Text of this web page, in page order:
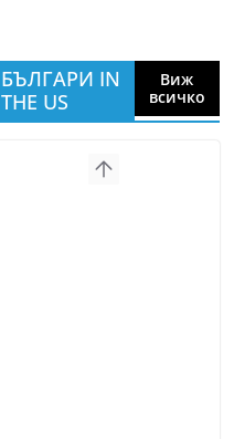
БЪЛГАРИ IN
THE US
Виж
всичко